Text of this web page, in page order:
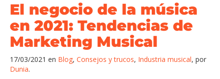
El negocio de la música
en 2021: Tendencias de
Marketing Musical
17/03/2021 en Blog, Consejos y trucos, Industria musical, por
Dunia